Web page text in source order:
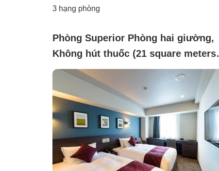
3 hạng phòng
Phòng Superior Phòng hai giường,
Không hút thuốc (21 square meters,
capacity for 2 people)